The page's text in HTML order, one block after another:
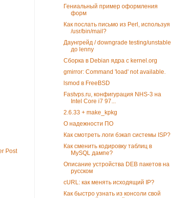
Post
Гениальный пример оформления
форм
Как послать письмо из Perl, используя
/usr/bin/mail?
Даунгрейд / downgrade testing/unstable
до lenny
Сборка в Debian ядра с kernel.org
gmirror: Command 'load' not available.
lsmod в FreeBSD
Fastvps.ru, конфигурация NHS-3 на
Intel Core i7 97...
2.6.33 + make_kpkg
О надежности ПО
Как смотреть логи бэкап системы ISP?
Как сменить кодировку таблиц в
MySQL дампе?
Описание устройства DEB пакетов на
русском
cURL: как менять исходящий IP?
Как быстро узнать из консоли свой